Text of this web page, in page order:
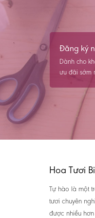
Đăng ký
Dành cho
ưu đãi sớm
Hoa Tươi
Tự hào là một
tươi chuyên
được nhiều